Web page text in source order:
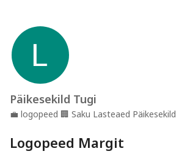
Päikesekild Tugi
💼 logopeed 🏢 Saku Lasteaed Päikesekild
Logopeed Margit